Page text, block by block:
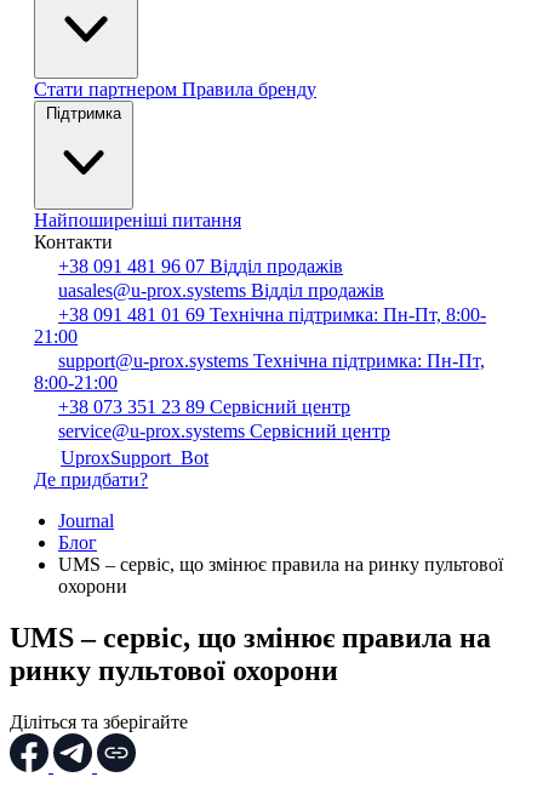
Стати партнером Правила бренду
Підтримка
Найпоширеніші питання
Контакти
+38 091 481 96 07 Відділ продажів
uasales@u-prox.systems Відділ продажів
+38 091 481 01 69 Технічна підтримка: Пн-Пт, 8:00-
21:00
support@u-prox.systems Технічна підтримка: Пн-Пт,
8:00-21:00
+38 073 351 23 89 Сервісний центр
service@u-prox.systems Сервісний центр
UproxSupport_Bot
Де придбати?
Journal
Блог
UMS – сервіс, що змінює правила на ринку пультової
охорони
UMS – сервіс, що змінює правила на
ринку пультової охорони
Діліться та зберігайте